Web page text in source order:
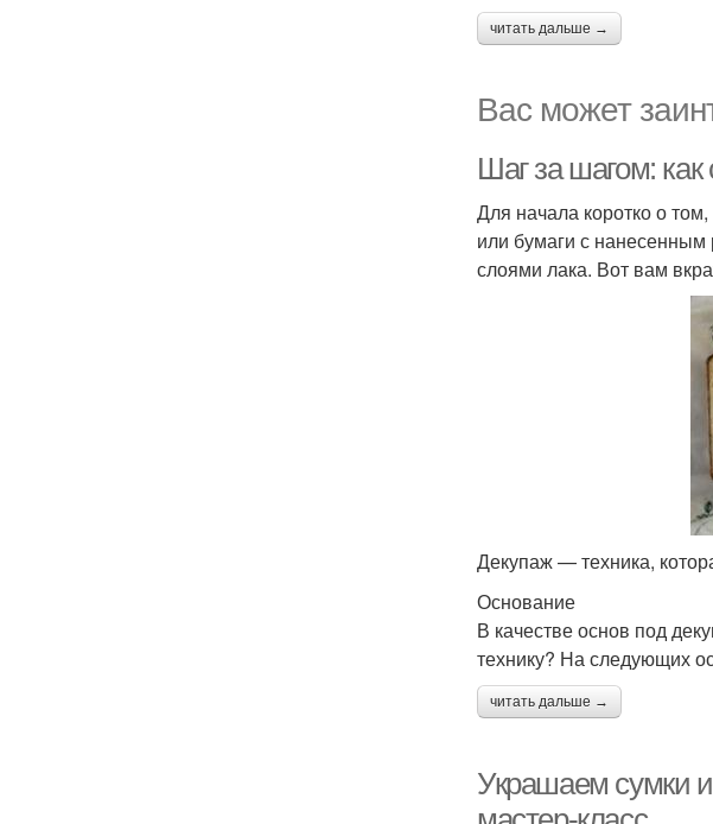
читать дальше →
Вас может
Шаг за шагом: как
Для начала коротко о
или бумаги с нанесенным
слоями лака. Вот вам
Декупаж — техника,
Основание
В качестве основ под
технику? На следующих
читать дальше →
Украшаем сумки